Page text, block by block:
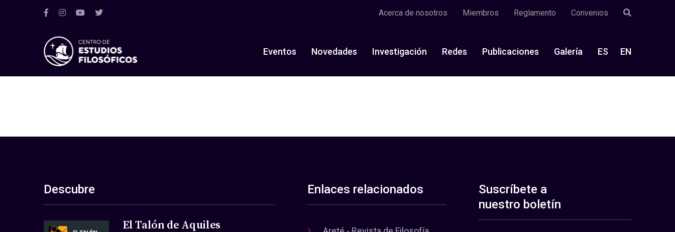
Acerca de nosotros Miembros Reglamento Convenios
Eventos Novedades Investigación Redes Publicaciones Galería ES EN
Descubre
El Talón de Aquiles
Enlaces relacionados
Suscríbete a
nuestro boletín